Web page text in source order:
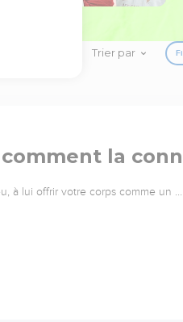
Trier par
la
à lui offrir votre corps comme un …